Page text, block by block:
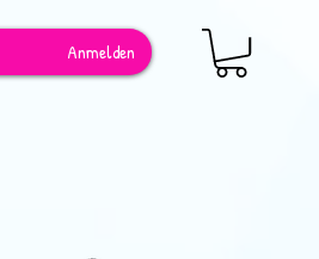
Anmelden